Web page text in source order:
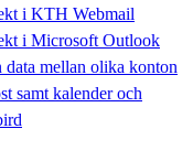
i KTH Webmail
i Microsoft Outlook
data mellan olika konton
samt kalender och